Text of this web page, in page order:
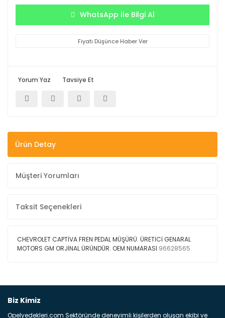
WhatsApp İle Bilgi Al
Fiyatı Düşünce Haber Ver
Yorum Yaz Tavsiye Et
Ürün Detay
Müşteri Yorumları
Taksit Seçenekleri
CHEVROLET CAPTİVA FREN PEDAL MÜŞÜRÜ. ÜRETİCİ GENARAL
MOTORS GM ORJİNAL ÜRÜNDÜR. OEM NUMARASI 96628565
Biz Kimiz
Opelyedekleri.com Sektöründe deneyimli kişilerden oluşan ekibi ve